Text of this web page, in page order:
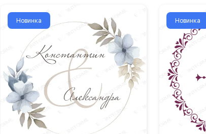
Новинка Новинка